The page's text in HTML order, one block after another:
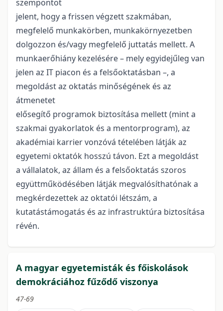
szempontot
jelent, hogy a frissen végzett szakmában,
megfelelő munkakörben, munkakörnyezetben
dolgozzon és/vagy megfelelő juttatás mellett. A
munkaerőhiány kezelésére – mely egyidejűleg van
jelen az IT piacon és a felsőoktatásban –, a
megoldást az oktatás minőségének és az
átmenetet
elősegítő programok biztosítása mellett (mint a
szakmai gyakorlatok és a mentorprogram), az
akadémiai karrier vonzóvá tételében látják az
egyetemi oktatók hosszú távon. Ezt a megoldást
a vállalatok, az állam és a felsőoktatás szoros
együttműködésében látják megvalósíthatónak a
megkérdezettek az oktatói létszám, a
kutatástámogatás és az infrastruktúra biztosítása
révén.
A magyar egyetemisták és főiskolások
demokráciához fűződő viszonya
47-69